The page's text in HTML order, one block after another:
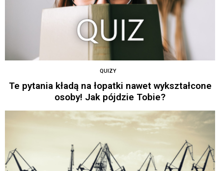
QUIZY
Te pytania kładą na łopatki nawet wykształcone
osoby! Jak pójdzie Tobie?